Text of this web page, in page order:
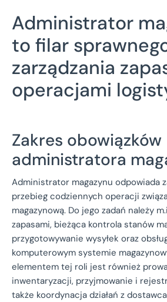
Administrator
to filar
zarządzania
operacjami
Zakres obowiązków
administratora
Administrator magazynu odpowiada
przebieg codziennych operacji
magazynową. Do jego zadań należy
zapasami, bieżąca kontrola stanów
przygotowywanie wysyłek oraz
komputerowym systemie
elementem tej roli jest również
inwentaryzacji, przyjmowanie i
także koordynacja działań z